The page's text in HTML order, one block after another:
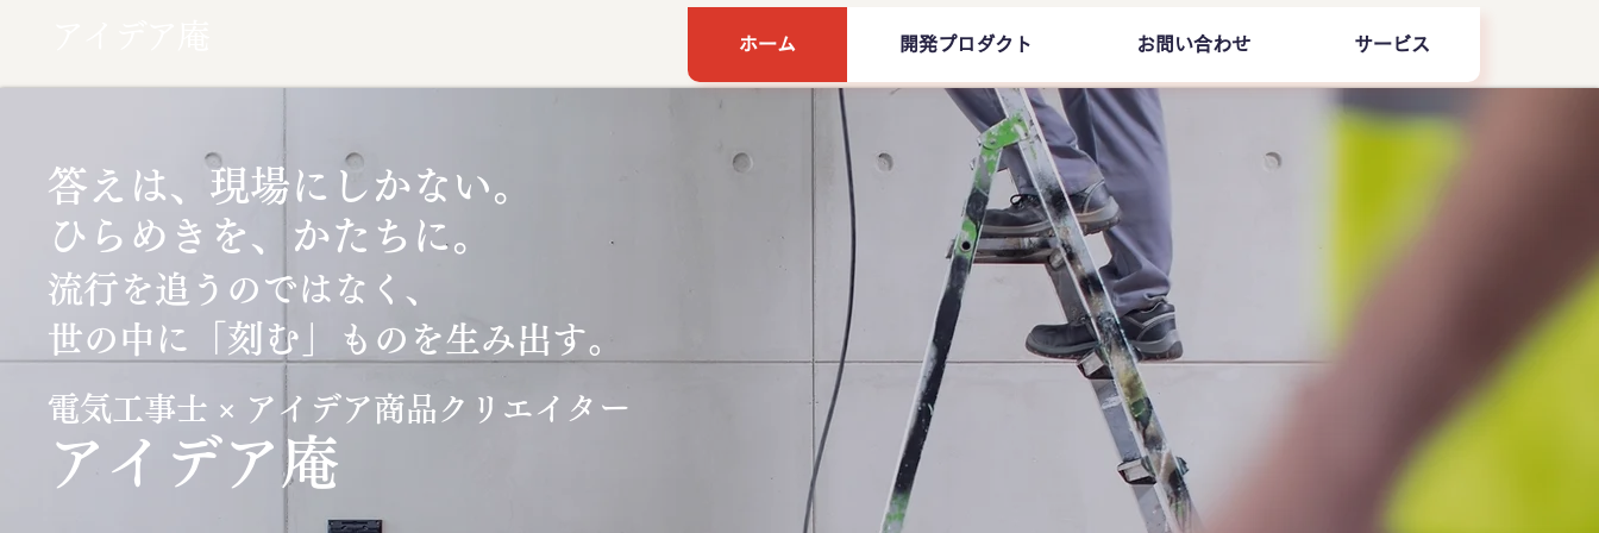
ホーム 開発プロダクト お問い合わせ サービス
ひらめきを、かたちに。
答えは、現場にしかない。
流行を追うのではなく、
世の中に
「刻む」 ものを生み出す。
電気工事士 × アイデア商品クリエイター
​アイデア庵